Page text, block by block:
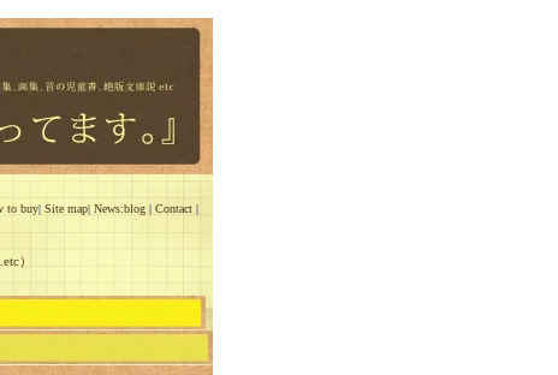
to buy| Site map| News:blog | Contact |
）